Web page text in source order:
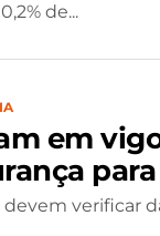
de...
em
devem verificar